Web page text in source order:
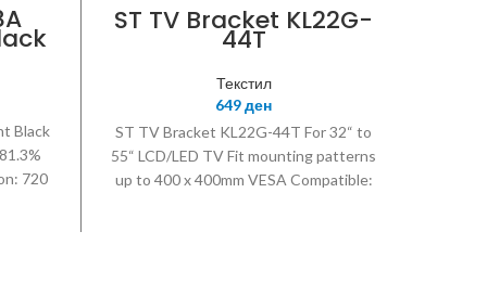
Black
720
ST TV Bracket KL22G-
44T
Текстил
649ден
ST TV Bracket KL22G-44T For 32“ to
55“ LCD/LED TV Fit mounting patterns
up to 400 x 400mm VESA Compatible: